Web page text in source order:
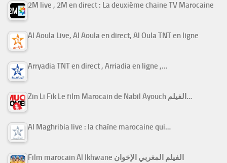
2M live , 2M en direct : La deuxième chaine TV Marocaine
Al Aoula Live, Al Aoula en direct, Al Oula TNT en ligne
Arryadia TNT en direct , Arriadia en ligne ,…
Zin Li Fik Le film Marocain de Nabil Ayouch الفيلم…
Al Maghribia live : la chaîne marocaine qui…
Film marocain Al Ikhwane الفيلم المغربي الإخوان